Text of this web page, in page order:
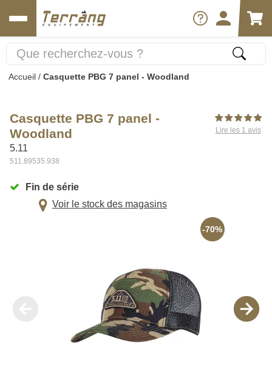
Accueil / Casquette PBG 7 panel - Woodland
Casquette PBG 7 panel -
Woodland
5.11
511.89535.938
Lire les 1 avis
Fin de série
Voir le stock des magasins
-70%